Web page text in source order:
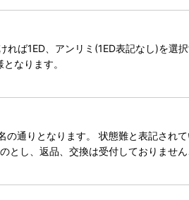
ば1ED、アンリミ(1ED表記なし)を選択
なります。
通りとなります。 状態難と表記され
し、返品、交換は受付しておりませ